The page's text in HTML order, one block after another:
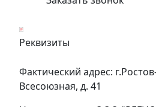
Реквизиты
Фактический адрес:
Всесоюзная, д. 41